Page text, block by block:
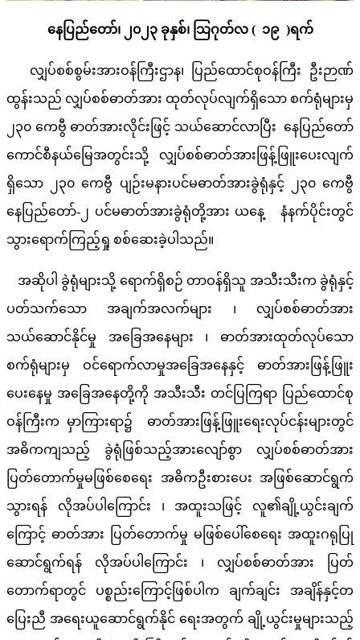
နေပြည်တော်၊ ၂၀၂၃ ခုနှစ်၊ သြဂုတ်လ ( ၁၉)ရက်
လျှပ်စစ်စွမ်းအားဝန်ကြီးဌာန၊ ပြည်ထောင်စုဝန်ကြီး ဦးဉာဏ်
ထွန်းသည် လျှပ်စစ်ဓာတ်အား ထုတ်လုပ်လျက်ရှိသော စက်ရုံများမှ
၂၃၀ ကေဗွီ ဓာတ်အားလိုင်းဖြင့် သယ်ဆောင်လာပြီး နေပြည်တော်
ကောင်စီနယ်မြေအတွင်းသို့ လျှပ်စစ်ဓာတ်အားဖြန့်ဖြူးပေးလျက်
ရှိသော ၂၃၀ ကေဗွီ ပျဉ်းမနားပင်မဓာတ်အားခွဲရုံနှင့် ၂၃၀ ကေဗွီ
နေပြည်တော်-၂ ပင်မဓာတ်အားခွဲရုံတို့အား ယနေ့ နံနက်ပိုင်းတွင်
သွားရောက်ကြည့်ရှု စစ်ဆေးခဲ့ပါသည်။
အဆိုပါ ခွဲရုံများသို့ ရောက်ရှိစဉ် တာဝန်ရှိသူ အသီးသီးက ခွဲရုံနှင့်
ပတ်သက်သော အချက်အလက်များ ၊ လျှပ်စစ်ဓာတ်အား
သယ်ဆောင်နိုင်မှု အခြေအနေများ ၊ ဓာတ်အားထုတ်လုပ်သော
စက်ရုံများမှ ဝင်ရောက်လာမှုအခြေအနေနှင့် ဓာတ်အားဖြန့်ဖြူး
ပေးနေမှု အခြေအနေတို့ကို အသီးသီး တင်ပြကြရာ ပြည်ထောင်စု
ဝန်ကြီးက မှာကြားရာ၌ ဓာတ်အားဖြန့်ဖြူးရေးလုပ်ငန်းများတွင်
အဓိကကျသည့် ခွဲရုံဖြစ်သည့်အားလျော်စွာ လျှပ်စစ်ဓာတ်အား
ပြတ်တောက်မှုမဖြစ်စေရေး အဓိကဦးစားပေး အဖြစ်ဆောင်ရွက်
သွားရန် လိုအပ်ပါကြောင်း ၊ အထူးသဖြင့် လူ၏ချို့ယွင်းချက်
ကြောင့် ဓာတ်အား ပြတ်တောက်မှု မဖြစ်ပေါ်စေရေး အထူးဂရုပြု
ဆောင်ရွက်ရန် လိုအပ်ပါကြောင်း ၊ လျှပ်စစ်ဓာတ်အား ပြတ်
တောက်ရာတွင် ပစ္စည်းကြောင့်ဖြစ်ပါက ချက်ချင်း အချိန်နှင့်တ
ပြေးညီ အရေးယူဆောင်ရွက်နိုင် ရေးအတွက် ချို့ယွင်းမှုများသည့်